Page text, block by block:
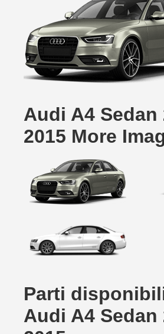
Audi A4 Sedan
2015 More
Parti
Audi A4 Sedan